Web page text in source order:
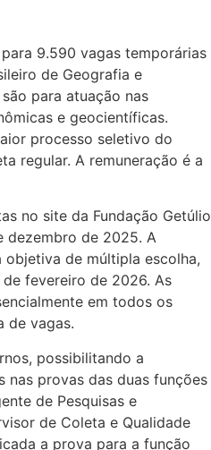
9.590 vagas temporárias
de Geografia e
para atuação nas
e geocientíficas.
processo seletivo do
regular. A remuneração é a
no site da Fundação Getúlio
dezembro de 2025. A
de múltipla escolha,
fevereiro de 2026. As
em todos os
de vagas.
possibilitando a
provas das duas funções
de Pesquisas e
de Coleta e Qualidade
a prova para a função